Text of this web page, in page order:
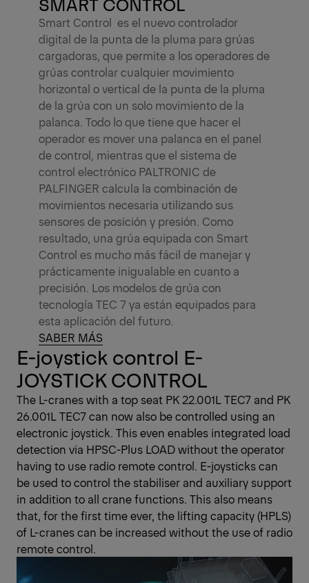
Smart Control es el nuevo controlador
digital de la punta de la pluma para grúas
cargadoras, que permite a los operadores de
grúas controlar cualquier movimiento
horizontal o vertical de la punta de la pluma
de la grúa con un solo movimiento de la
palanca. Todo lo que tiene que hacer el
operador es mover una palanca en el panel
de control, mientras que el sistema de
control electrónico PALTRONIC de
PALFINGER calcula la combinación de
movimientos necesaria utilizando sus
sensores de posición y presión. Como
resultado, una grúa equipada con Smart
Control es mucho más fácil de manejar y
prácticamente inigualable en cuanto a
precisión. Los modelos de grúa con
tecnología TEC 7 ya están equipados para
esta aplicación del futuro.
SABER MÁS
E-joystick control E-
JOYSTICK CONTROL
The L-cranes with a top seat PK 22.001L TEC7 and PK
26.001L TEC7 can now also be controlled using an
electronic joystick. This even enables integrated load
detection via HPSC-Plus LOAD without the operator
having to use radio remote control. E-joysticks can
be used to control the stabiliser and auxiliary support
in addition to all crane functions. This also means
that, for the first time ever, the lifting capacity (HPLS)
of L-cranes can be increased without the use of radio
remote control.